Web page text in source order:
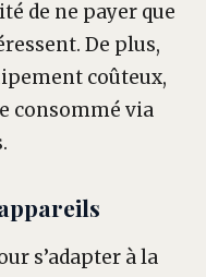
de ne payer que
De plus,
coûteux,
consommé via
s’adapter à la